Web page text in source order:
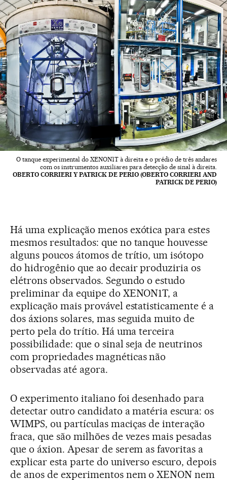
O tanque experimental do XENON1T à direita e o prédio de três andares
com os instrumentos auxiliares para detecção de sinal à direita.
OBERTO CORRIERI Y PATRICK DE PERIO (OBERTO CORRIERI AND
PATRICK DE PERIO)
Há uma explicação menos exótica para estes
mesmos resultados: que no tanque houvesse
alguns poucos átomos de trítio, um isótopo
do hidrogênio que ao decair produziria os
elétrons observados. Segundo o estudo
preliminar da equipe do XENON1T, a
explicação mais provável estatisticamente é a
dos áxions solares, mas seguida muito de
perto pela do trítio. Há uma terceira
possibilidade: que o sinal seja de neutrinos
com propriedades magnéticas não
observadas até agora.
O experimento italiano foi desenhado para
detectar outro candidato a matéria escura: os
WIMPS, ou partículas maciças de interação
fraca, que são milhões de vezes mais pesadas
que o áxion. Apesar de serem as favoritas a
explicar esta parte do universo escuro, depois
de anos de experimentos nem o XENON nem